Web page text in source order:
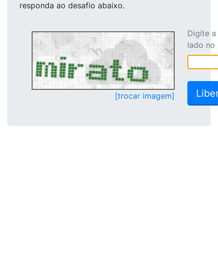
responda ao desafio abaixo.
[trocar imagem]
Digite
lado no